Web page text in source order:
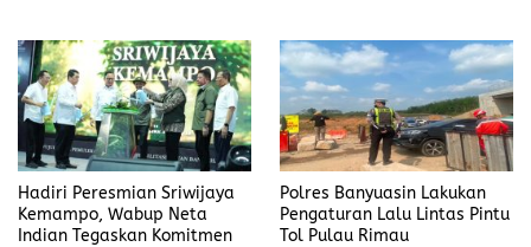
Hadiri Peresmian Sriwijaya
Kemampo, Wabup Neta
Indian Tegaskan Komitmen
Polres Banyuasin Lakukan
Pengaturan Lalu Lintas Pintu
Tol Pulau Rimau